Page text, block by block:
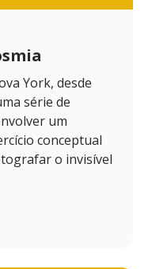
York, desde
série de
um
conceptual
o invisível